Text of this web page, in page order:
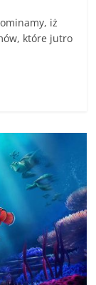
iż
które jutro